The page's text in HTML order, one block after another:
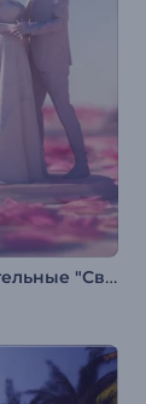
Пригласительные "Свадебная статуэтка"